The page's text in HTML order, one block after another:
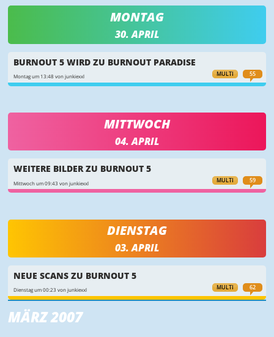
MONTAG
30. APRIL
MULTI 55
BURNOUT 5 WIRD ZU BURNOUT PARADISE
Montag um 13:48 von junkiexxl
MITTWOCH
04. APRIL
MULTI 59
WEITERE BILDER ZU BURNOUT 5
Mittwoch um 09:43 von junkiexxl
DIENSTAG
03. APRIL
MULTI 62
NEUE SCANS ZU BURNOUT 5
Dienstag um 00:23 von junkiexxl
MÄRZ 2007